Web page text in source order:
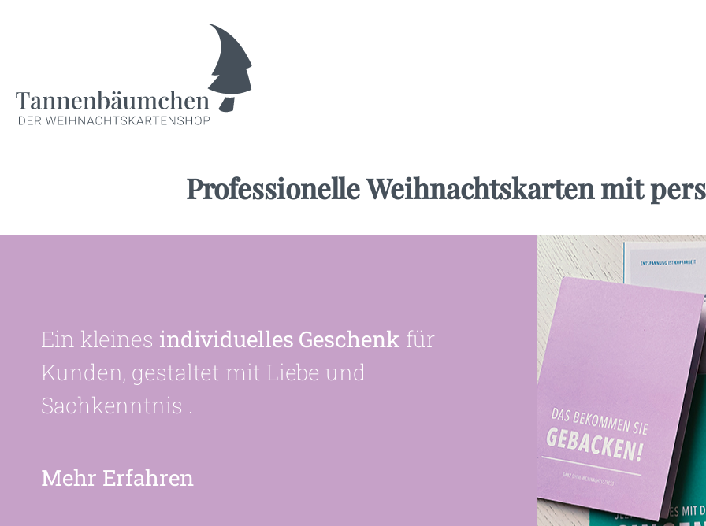
Professionelle Weihnachtskarten mit
Ein kleines individuelles Geschenk für
Kunden, gestaltet mit Liebe und
Sachkenntnis .
Mehr Erfahren